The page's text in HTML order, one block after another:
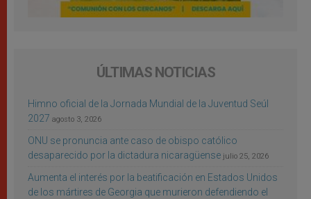
ÚLTIMAS NOTICIAS
Himno oficial de la Jornada Mundial de la Juventud Seúl
2027 agosto 3, 2026
ONU se pronuncia ante caso de obispo católico
desaparecido por la dictadura nicaragüense julio 25, 2026
Aumenta el interés por la beatificación en Estados Unidos
de los mártires de Georgia que murieron defendiendo el